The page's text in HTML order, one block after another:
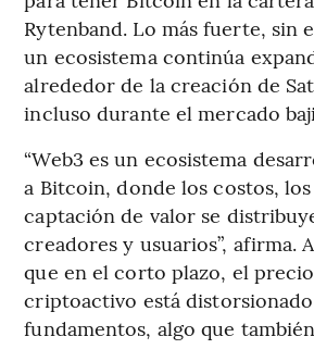
Rytenband. Lo más fuerte, sin
un ecosistema continúa
alrededor de la creación de
incluso durante el mercado
“Web3 es un ecosistema
a Bitcoin, donde los costos,
captación de valor se
creadores y usuarios”, afirma.
que en el corto plazo, el
criptoactivo está
fundamentos, algo que